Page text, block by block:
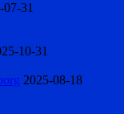
07-31
10-31
2025-08-18